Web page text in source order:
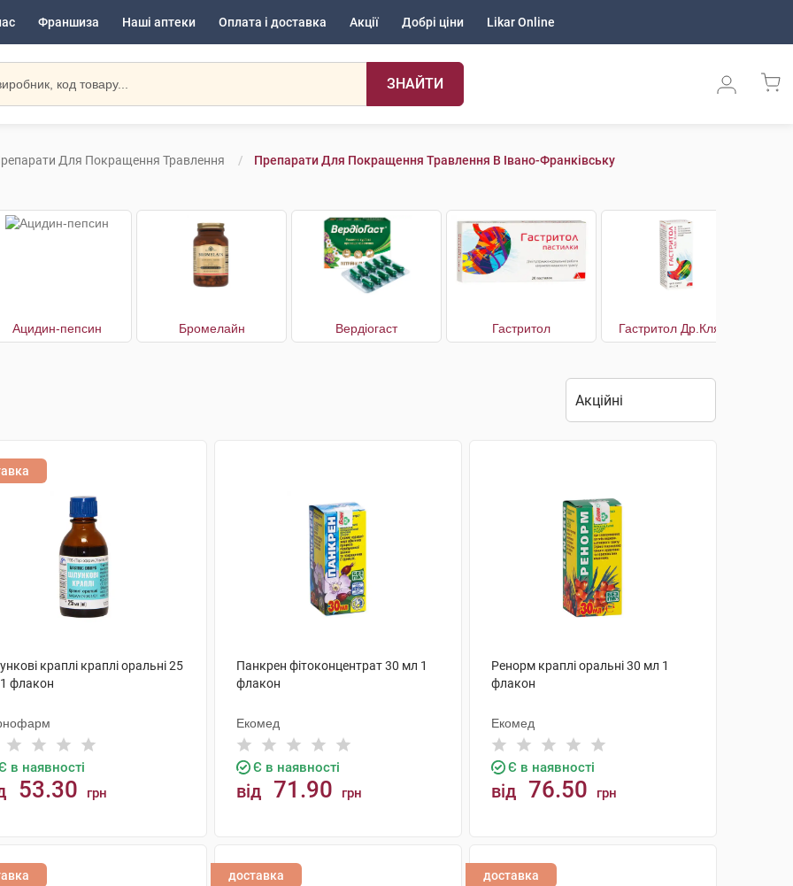
Франшиза Наші аптеки Оплата і доставка Акції Добрі ціни Likar Online
ЗНАЙТИ
Для Покращення Травлення Препарати Для Покращення Травлення В Івано-Франківську
Ацидин-пепсин Бромелайн Вердіогаст Гастритол Гастритол Др.Кляйн
краплі краплі оральні 25
флакон
в наявності
53.30 грн
Панкрен фітоконцентрат 30 мл 1
флакон
Екомед
Є в наявності
від 71.90 грн
Ренорм краплі оральні 30 мл 1
флакон
Екомед
Є в наявності
від 76.50 грн
доставка доставка